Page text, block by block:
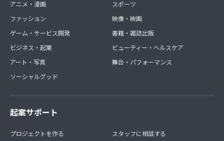
アニメ・漫画
ファッション
ゲーム・サービス開発
ビジネス・起業
アート・写真
ソーシャルグッド
スポーツ
映像・映画
書籍・雑誌出版
ビューティー・ヘルスケア
舞台・パフォーマンス
起案サポート
プロジェクトを作る
スタッフに相談する